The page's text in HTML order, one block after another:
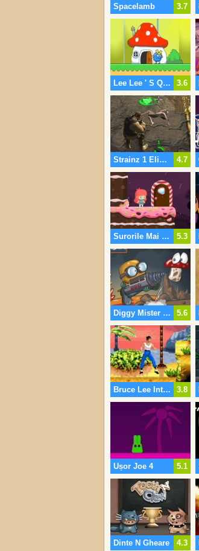
3.7
Spacelamb
3.6
Lee Lee ' S Quest 3
4.7
Strainz 1 Eliminarea
5.3
Surorile Mai Buni Prieteni Pentru Totdeauna
5.6
Diggy Mister De Pământuri Centru
3.8
Bruce Lee Intoarcerea Legendei
5.1
Ușor Joe 4
4.3
Dinte N Gheare